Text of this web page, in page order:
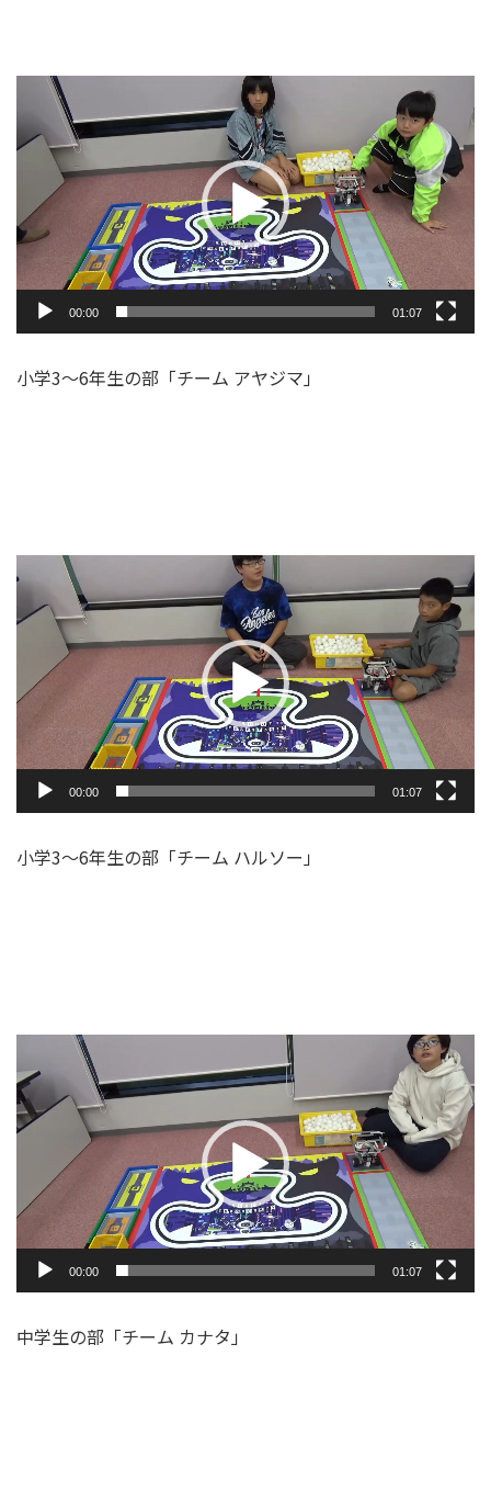
画
プ
ー
ヤ
ー
00:00 01:07
小学3～6年生の部「チーム アヤジマ」
動
画
プ
ー
ー
00:00 01:07
小学3～6年生の部「チーム ハルソー」
画
プ
レ
ヤ
ー
00:00 01:07
中学生の部「チーム カナタ」